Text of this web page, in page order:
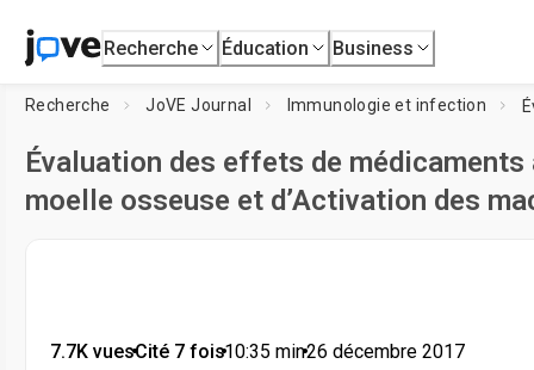
Recherche Éducation Business
Recherche JoVE Journal Immunologie et infection
Évaluation des effets de médicaments
moelle osseuse et d’Activation des
7.7K vues•Cité 7 fois•10:35 min•26 décembre 2017